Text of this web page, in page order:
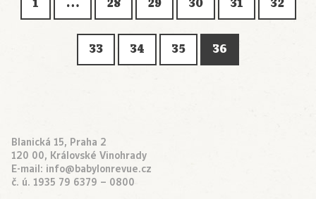
1 … 28 29 30 31 32
33 34 35 36
Blanická 15, Praha 2
120 00, Královské Vinohrady
E-mail: info@babylonrevue.cz
č. ú. 1935 79 6379 – 0800